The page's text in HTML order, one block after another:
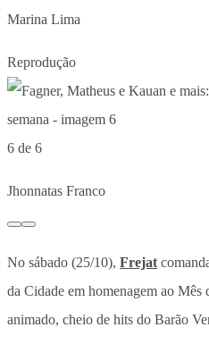
Marina Lima
Reprodução
6 de 6
Jhonnatas Franco
No sábado (25/10), Frejat
da Cidade em homenagem ao
animado, cheio de hits do Barão